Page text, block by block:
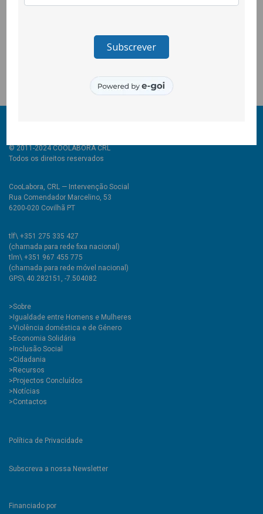
escritora coloca-se ao lado das pessoas em situação de
suas lutas e as suas histórias. A apresentação do livro esteve
entregue a Sónia de Sá, docente universitária e membro da
CooLabora e a Graça Rojão, da CooLabora.
© 2011-2024 COOLABORA CRL
Todos os direitos reservados
CooLabora, CRL — Intervenção Social
Rua Comendador Marcelino, 53
6200-020 Covilhã PT
tlf\ +351 275 335 427
(chamada para rede fixa nacional)
tlm\ +351 967 455 775
(chamada para rede móvel nacional)
GPS\ 40.282151, -7.504082
>Sobre
>Igualdade entre Homens e Mulheres
>Violência doméstica e de Género
>Economia Solidária
>Inclusão Social
>Cidadania
>Recursos
>Projectos Concluídos
>Notícias
>Contactos
Política de Privacidade
Subscreva a nossa Newsletter
Financiado por